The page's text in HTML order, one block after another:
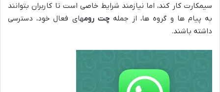
سیمکارت کار کند، اما نیازمند شرایط خاصی است تا کاربران بتوانند
به پیام ها و گروه ها، از جملهچت رومهای فعال خود، دسترسی
داشته باشند.